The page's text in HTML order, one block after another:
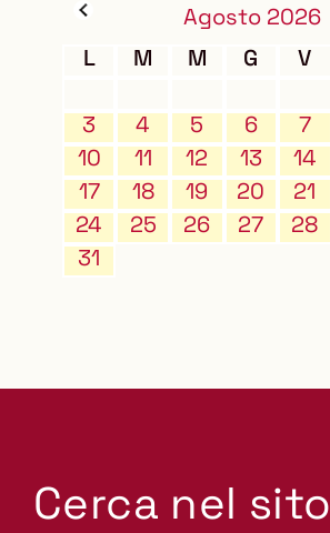
Agosto 2026
L
M M G V
3
4 5 6 7
10
11 12 13 14
17
18 19 20 21
24
25 26 27 28
31
Cerca nel sito